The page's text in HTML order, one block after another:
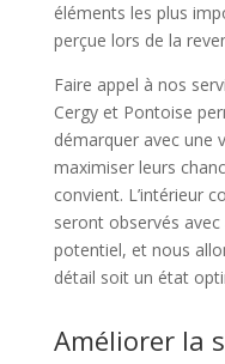
éléments les plus
perçue lors de la
Faire appel à nos
Cergy et Pontoise
démarquer avec une
maximiser leurs
convient. L’intérieur
seront observés
potentiel, et nous
détail soit un état
Améliorer la